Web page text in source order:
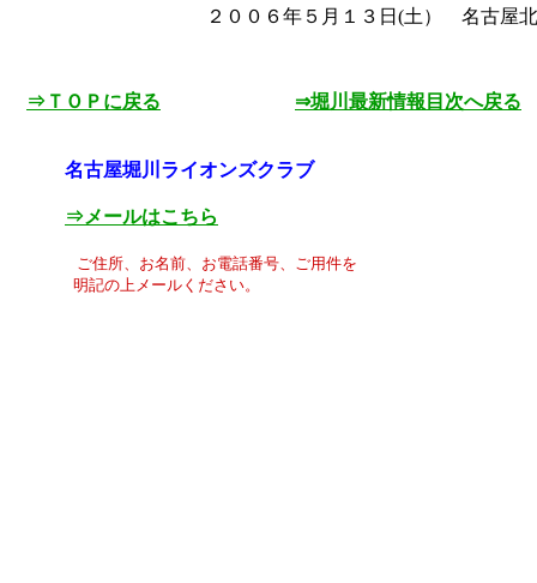
２００６年５月１３日(土） 名古屋北ホ
⇒ＴＯＰに戻る ⇒堀川最新情報目次へ戻る
名古屋堀川ライオンズクラブ
⇒メールはこちら
ご住所、お名前、お電話番号、ご用件を
明記の上メールください。